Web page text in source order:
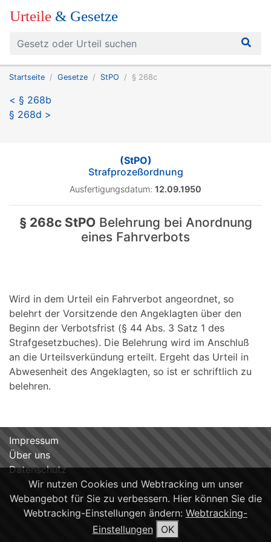
Urteile & Gesetze
Startseite Gesetze StPO § 268c
< § 268b
§ 268d >
(StPO)
Strafprozeßordnung
Ausfertigungsdatum: 12.09.1950
§ 268c StPOBelehrung bei Anordnung
eines Fahrverbots
Wird in dem Urteil ein Fahrverbot angeordnet, so
belehrt der Vorsitzende den Angeklagten über den
Beginn der Verbotsfrist (§ 44 Abs. 3 Satz 1 des
Strafgesetzbuches). Die Belehrung wird im Anschluß
an die Urteilsverkündung erteilt. Ergeht das Urteil in
Abwesenheit des Angeklagten, so ist er schriftlich zu
belehren.
Wir nutzen Cookies und Webtracking um unser
Webangebot für Sie zu verbessern. Hier können Sie die
Webtracking-Einstellungen ändern: Webtracking-
Einstellungen
OK
Impressum
Über uns
Datenschutz